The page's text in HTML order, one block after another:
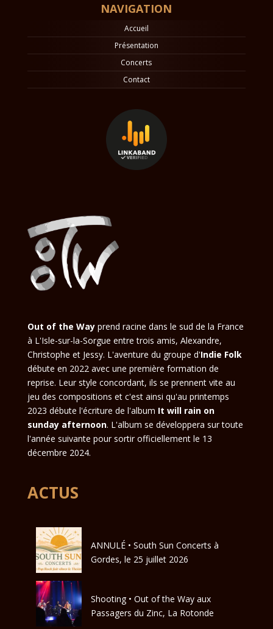
NAVIGATION
Accueil
Présentation
Concerts
Contact
Out of the Wayprend racine dans le sud de la France
à L'Isle-sur-la-Sorgue entre trois amis, Alexandre,
Christophe et Jessy. L'aventure du groupe d'Indie Folk
débute en 2022 avec une première formation de
reprise. Leur style concordant, ils se prennent vite au
jeu des compositions et c'est ainsi qu'au printemps
2023 débute l'écriture de l'album It will rain on
sunday afternoon. L'album se développera sur toute
l'année suivante pour sortir officiellement le 13
décembre 2024.
ACTUS
ANNULÉ • South Sun Concerts à
Gordes, le 25 juillet 2026
Shooting • Out of the Way aux
Passagers du Zinc, La Rotonde